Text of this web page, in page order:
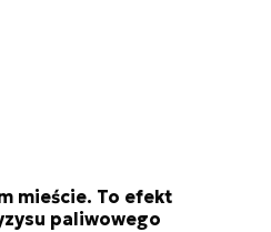
mieście. To efekt
paliwowego